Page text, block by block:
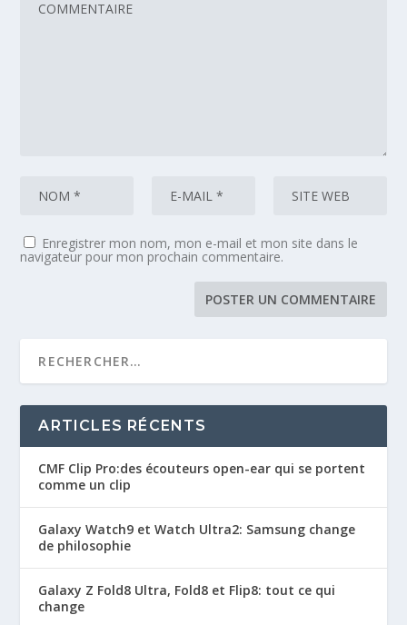
Enregistrer mon nom, mon e-mail et mon site dans le
navigateur pour mon prochain commentaire.
ARTICLES RÉCENTS
CMF Clip Pro:des écouteurs open-ear qui se portent
comme un clip
Galaxy Watch9 et Watch Ultra2: Samsung change
de philosophie
Galaxy Z Fold8 Ultra, Fold8 et Flip8: tout ce qui
change